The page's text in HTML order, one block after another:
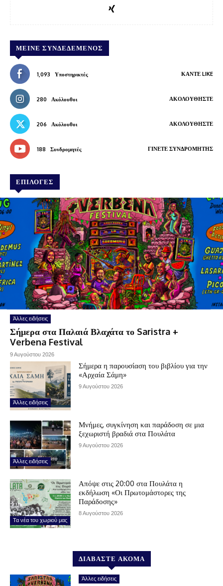
ΜΕΊΝΕ ΣΥΝΔΕΔΕΜΈΝΟΣ
1,093 Υποστηρικτές ΚΆΝΤΕ LIKE
280 Ακόλουθοι ΑΚΟΛΟΥΘΉΣΤΕ
206 Ακόλουθοι ΑΚΟΛΟΥΘΉΣΤΕ
188 Συνδρομητές ΓΊΝΕΤΕ ΣΥΝΔΡΟΜΗΤΉΣ
ΕΠΙΛΟΓΕΣ
Άλλες ειδήσεις
Σήμερα στα Παλαιά Βλαχάτα το Saristra +
Verbena Festival
9 Αυγούστου 2026
Άλλες ειδήσεις
Σήμερα η παρουσίαση του βιβλίου για την
«Αρχαία Σάμη»
9 Αυγούστου 2026
Άλλες ειδήσεις
Μνήμες, συγκίνηση και παράδοση σε μια
ξεχωριστή βραδιά στα Πουλάτα
9 Αυγούστου 2026
Τα νέα του χωριού μας
Απόψε στις 20:00 στα Πουλάτα η
εκδήλωση «Οι Πρωτομάστορες της
Παράδοσης»
8 Αυγούστου 2026
ΔΙΑΒΑΣΤΕ ΑΚΟΜΑ
Άλλες ειδήσεις